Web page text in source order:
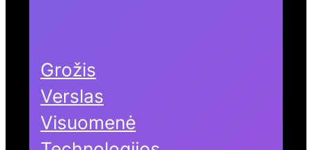
Grožis
Verslas
Visuomenė